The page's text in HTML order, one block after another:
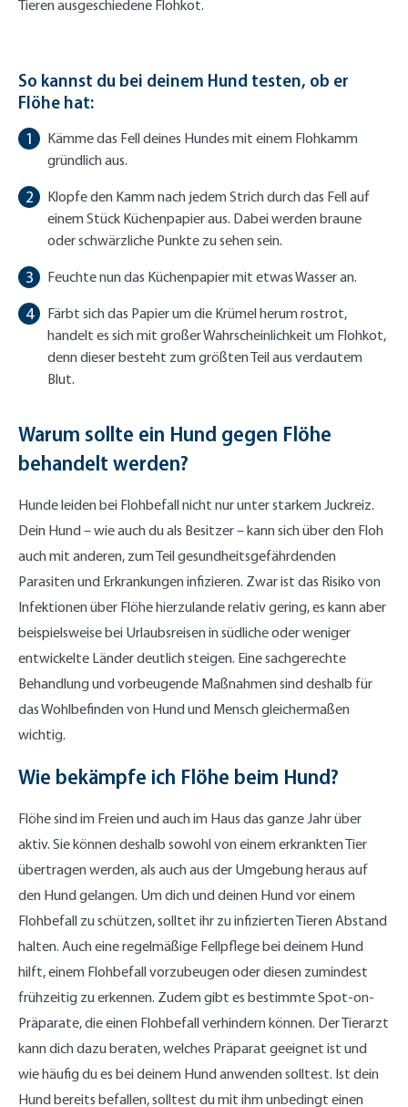
Tieren ausgeschiedene Flohkot.
So kannst du bei deinem Hund testen, ob er
Flöhe hat:
Kämme das Fell deines Hundes mit einem Flohkamm
gründlich aus.
Klopfe den Kamm nach jedem Strich durch das Fell auf
einem Stück Küchenpapier aus. Dabei werden braune
oder schwärzliche Punkte zu sehen sein.
Feuchte nun das Küchenpapier mit etwas Wasser an.
Färbt sich das Papier um die Krümel herum rostrot,
handelt es sich mit großer Wahrscheinlichkeit um Flohkot,
denn dieser besteht zum größten Teil aus verdautem
Blut.
Warum sollte ein Hund gegen Flöhe
behandelt werden?
Hunde leiden bei Flohbefall nicht nur unter starkem Juckreiz.
Dein Hund – wie auch du als Besitzer – kann sich über den Floh
auch mit anderen, zum Teil gesundheitsgefährdenden
Parasiten und Erkrankungen infizieren. Zwar ist das Risiko von
Infektionen über Flöhe hierzulande relativ gering, es kann aber
beispielsweise bei Urlaubsreisen in südliche oder weniger
entwickelte Länder deutlich steigen. Eine sachgerechte
Behandlung und vorbeugende Maßnahmen sind deshalb für
das Wohlbefinden von Hund und Mensch gleichermaßen
wichtig.
Wie bekämpfe ich Flöhe beim Hund?
Flöhe sind im Freien und auch im Haus das ganze Jahr über
aktiv. Sie können deshalb sowohl von einem erkrankten Tier
übertragen werden, als auch aus der Umgebung heraus auf
den Hund gelangen. Um dich und deinen Hund vor einem
Flohbefall zu schützen, solltet ihr zu infizierten Tieren Abstand
halten. Auch eine regelmäßige Fellpflege bei deinem Hund
hilft, einem Flohbefall vorzubeugen oder diesen zumindest
frühzeitig zu erkennen. Zudem gibt es bestimmte Spot-on-
Präparate, die einen Flohbefall verhindern können. Der Tierarzt
kann dich dazu beraten, welches Präparat geeignet ist und
wie häufig du es bei deinem Hund anwenden solltest. Ist dein
Hund bereits befallen, solltest du mit ihm unbedingt einen